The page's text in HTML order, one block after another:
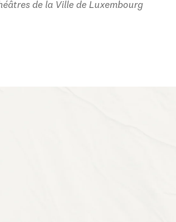
de la Ville de Luxembourg